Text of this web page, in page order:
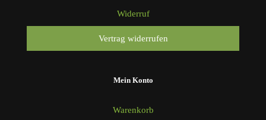
Widerruf
Vertrag widerrufen
Mein Konto
Warenkorb